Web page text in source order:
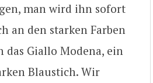
man wird ihn sofort
an den starken Farben
das Giallo Modena, ein
Blaustich. Wir